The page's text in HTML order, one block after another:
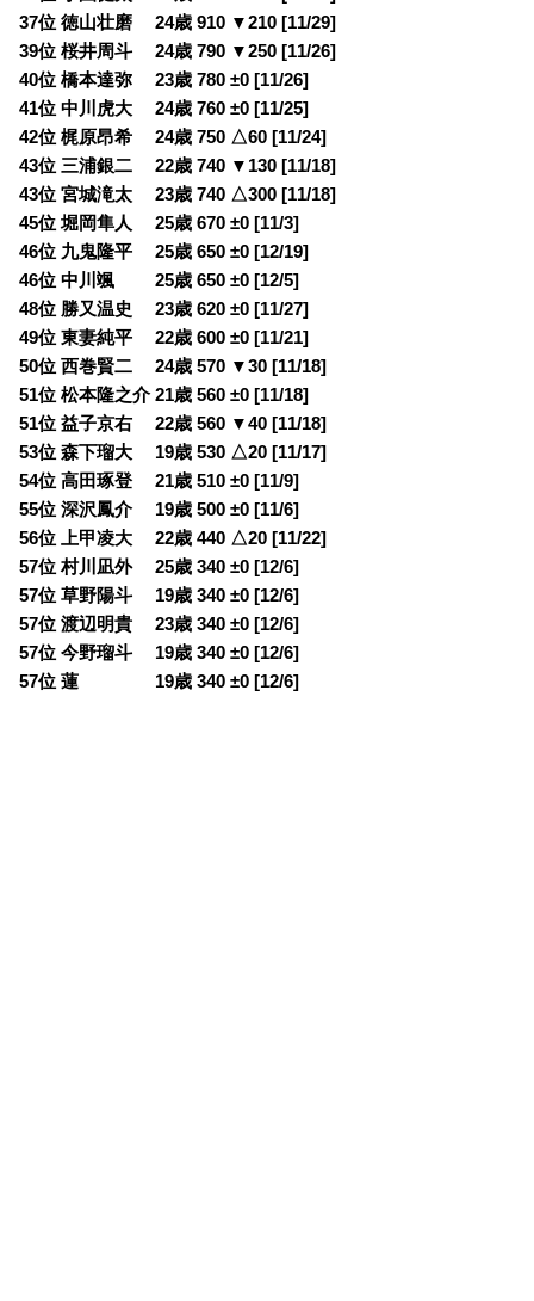
37位 徳山壮磨 24歳 910 ▼210 [11/29]
39位 桜井周斗 24歳 790 ▼250 [11/26]
40位 橋本達弥 23歳 780 ±0 [11/26]
41位 中川虎大 24歳 760 ±0 [11/25]
42位 梶原昂希 24歳 750 △60 [11/24]
43位 三浦銀二 22歳 740 ▼130 [11/18]
43位 宮城滝太 23歳 740 △300 [11/18]
45位 堀岡隼人 25歳 670 ±0 [11/3]
46位 九鬼隆平 25歳 650 ±0 [12/19]
46位 中川颯 25歳 650 ±0 [12/5]
48位 勝又温史 23歳 620 ±0 [11/27]
49位 東妻純平 22歳 600 ±0 [11/21]
50位 西巻賢二 24歳 570 ▼30 [11/18]
51位 松本隆之介 21歳 560 ±0 [11/18]
51位 益子京右 22歳 560 ▼40 [11/18]
53位 森下瑠大 19歳 530 △20 [11/17]
54位 高田琢登 21歳 510 ±0 [11/9]
55位 深沢鳳介 19歳 500 ±0 [11/6]
56位 上甲凌大 22歳 440 △20 [11/22]
57位 村川凪外 25歳 340 ±0 [12/6]
57位 草野陽斗 19歳 340 ±0 [12/6]
57位 渡辺明貴 23歳 340 ±0 [12/6]
57位 今野瑠斗 19歳 340 ±0 [12/6]
57位 蓮 19歳 340 ±0 [12/6]